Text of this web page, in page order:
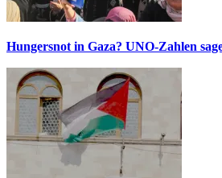
Hungersnot in Gaza? UNO-Zahlen